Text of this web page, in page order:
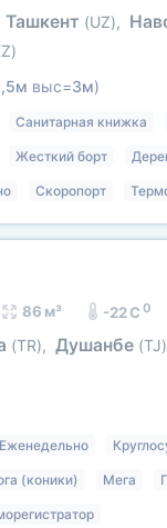
Ташкент (UZ),
выс=3м)
Санитарная книжка
Жесткий борт
Скоропорт
86 м³ -22 C 0
(TR), Душанбе (TJ)
Еженедельно
(коники) Мега